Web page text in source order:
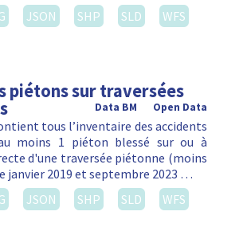
JSON SHP SLD
WFS
piétons sur traversées
Open Data
Data BM
tous l’inventaire des accidents
moins 1 piéton blessé sur ou à
d'une traversée piétonne (moins
janvier 2019 et septembre 2023 …
JSON SHP SLD
WFS